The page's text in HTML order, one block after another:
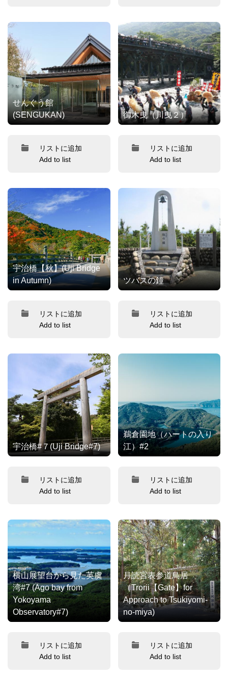
せんぐう館
(SENGUKAN)
リストに追加
Add to list
御木曳（川曳２）
リストに追加
Add to list
宇治橋【秋】(Uji Bridge
in Autumn)
リストに追加
Add to list
ツバスの鐘
リストに追加
Add to list
宇治橋#７(Uji Bridge#7)
リストに追加
Add to list
鵜倉園地（ハートの入り
江）#2
リストに追加
Add to list
横山展望台から見た英虞
湾#7 (Ago bay from
Yokoyama
Observatory#7)
リストに追加
Add to list
月読宮表参道鳥居
（Trorii【Gate】for
Approach to Tsukiyomi-
no-miya)
リストに追加
Add to list